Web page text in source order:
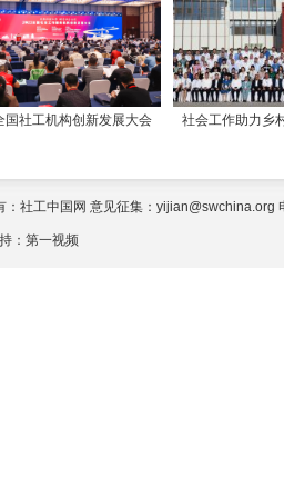
国社工机构创新发展大会 社会工作助力乡
：社工中国网 意见征集：yijian@swchina.org
第一视频